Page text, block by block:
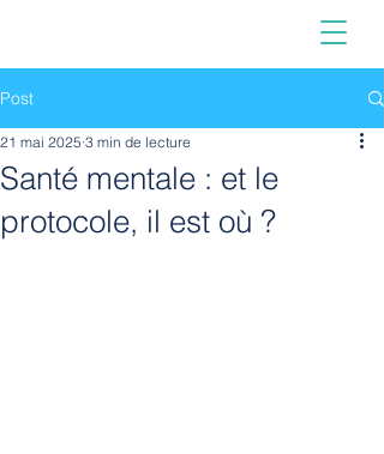
Post
Santé mentale : et le
protocole, il est où ?
21 mai 2025 3 min de lecture